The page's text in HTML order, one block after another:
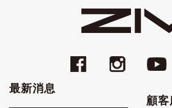
最新消息
顧